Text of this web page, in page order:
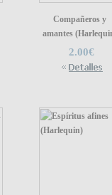
Compañeros y
amantes
2.00€